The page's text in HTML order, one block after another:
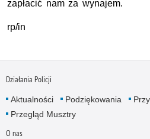
zapłacić nam za wynajem.
rp/in
Działania Policji
Aktualności Podziękowania
Przegląd Musztry
O nas